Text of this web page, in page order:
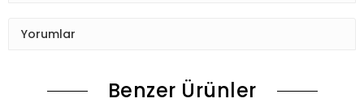
Yorumlar
Benzer Ürünler